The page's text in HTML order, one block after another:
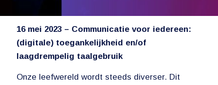
16 mei 2023 – Communicatie voor iedereen:
(digitale) toegankelijkheid en/of
laagdrempelig taalgebruik
Onze leefwereld wordt steeds diverser. Dit